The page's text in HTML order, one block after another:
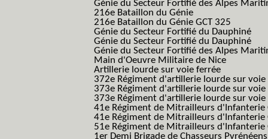
Génie du Secteur Fortifié des Alpes
216e Bataillon du Génie
216e Bataillon du Génie GCT 325
Génie du Secteur Fortifié du Dauphiné
Génie du Secteur Fortifié du Dauphiné
Génie du Secteur Fortifié des Alpes
Main d'Oeuvre Militaire de Nice
Artillerie lourde sur voie ferrée
372e Régiment d'artillerie lourde sur voie
373e Régiment d'artillerie lourde sur voie
373e Régiment d'artillerie lourde sur
41e Régiment de Mitrailleurs d'Infanterie
41e Régiment de Mitrailleurs d'Infanterie
51e Régiment de Mitrailleurs d'Infanterie
1er Demi Brigade de Chasseurs Pyrénéens